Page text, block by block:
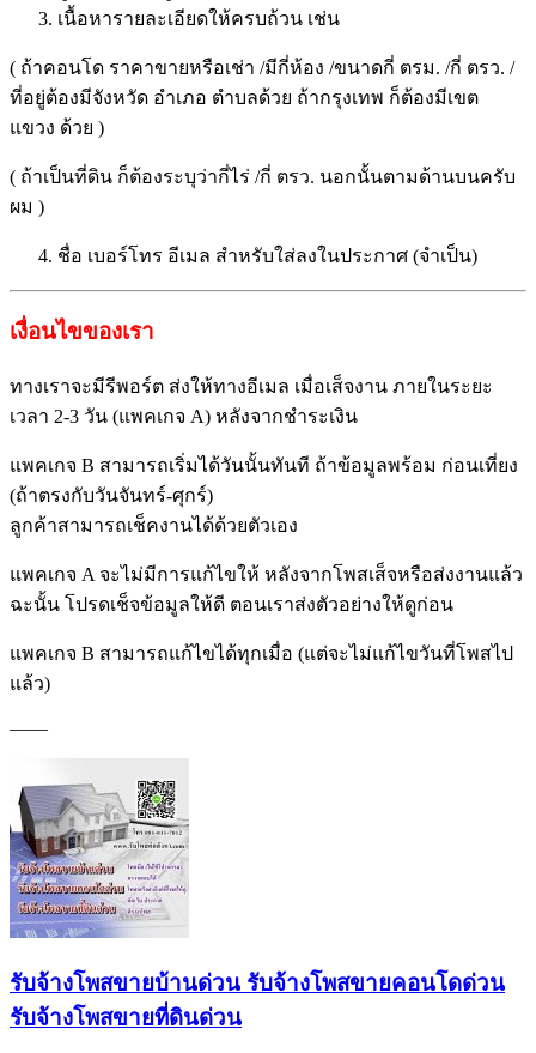
เนื้อหารายละเอียดให้ครบถ้วน เช่น
( ถ้าคอนโด ราคาขายหรือเช่า /มีกี่ห้อง /ขนาดกี่ ตรม. /กี่ ตรว. /
ที่อยู่ต้องมีจังหวัด อำเภอ ตำบลด้วย ถ้ากรุงเทพ ก็ต้องมีเขต
แขวง ด้วย )
( ถ้าเป็นที่ดิน ก็ต้องระบุว่ากี่ไร่ /กี่ ตรว. นอกนั้นตามด้านบนครับ
ผม )
ชื่อ เบอร์โทร อีเมล สำหรับใส่ลงในประกาศ (จำเป็น)
เงื่อนไขของเรา
ทางเราจะมีรีพอร์ต ส่งให้ทางอีเมล เมื่อเส็จงาน ภายในระยะ
เวลา 2-3 วัน (แพคเกจ A) หลังจากชำระเงิน
แพคเกจ B สามารถเริ่มได้วันนั้นทันที ถ้าข้อมูลพร้อม ก่อนเที่ยง
(ถ้าตรงกับวันจันทร์-ศุกร์)
ลูกค้าสามารถเช็คงานได้ด้วยตัวเอง
แพคเกจ A จะไม่มีการแก้ไขให้ หลังจากโพสเส็จหรือส่งงานแล้ว
ฉะนั้น โปรดเช็จข้อมูลให้ดี ตอนเราส่งตัวอย่างให้ดูก่อน
แพคเกจ B สามารถแก้ไขได้ทุกเมื่อ (แต่จะไม่แก้ไขวันที่โพสไป
แล้ว)
——
รับจ้างโพสขายบ้านด่วน รับจ้างโพสขายคอนโดด่วน
รับจ้างโพสขายที่ดินด่วน